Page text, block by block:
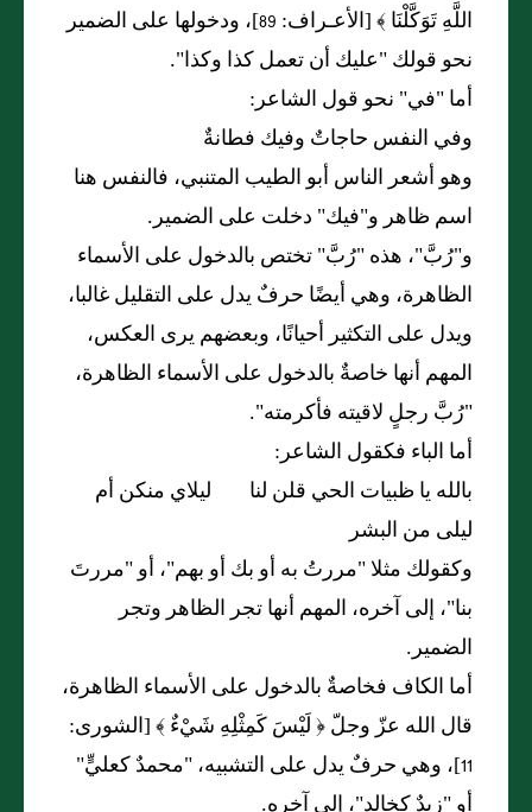
اللَّهِ تَوَكَّلْنَا ﴾ [الأعـراف: 89]، ودخولها على الضمير
نحو قولك "عليك أن تعمل كذا وكذا".
أما "في" نحو قول الشاعر:
وفي النفس حاجاتٌ وفيك فطانةٌ
وهو أشعر الناس أبو الطيب المتنبي، فالنفس هنا
اسم ظاهر و"فيك" دخلت على الضمير.
و"رُبَّ"، هذه "رُبَّ" تختص بالدخول على الأسماء
الظاهرة، وهي أيضًا حرفٌ يدل على التقليل غالبا،
ويدل على التكثير أحيانًا، وبعضهم يرى العكس،
المهم أنها خاصةٌ بالدخول على الأسماء الظاهرة،
"رُبَّ رجلٍ لاقيته فأكرمته".
أما الباء فكقول الشاعر:
بالله يا ظبيات الحي قلن لنا ليلاي منكن أم
ليلى من البشر
وكقولك مثلا "مررتُ به أو بك أو بهم"، أو "مررتَ
بنا"، إلى آخره، المهم أنها تجر الظاهر وتجر
الضمير.
أما الكاف فخاصةٌ بالدخول على الأسماء الظاهرة،
قال الله عزّ وجلّ ﴿ لَيْسَ كَمِثْلِهِ شَيْءٌ ﴾ [الشورى:
11]، وهي حرفٌ يدل على التشبيه، "محمدٌ كعليٍّ"